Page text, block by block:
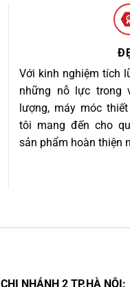
Với kinh nghiệm tích
những nỗ lực trong
lượng, máy móc
tôi mang đến cho
sản phẩm hoàn thiện
CHI NHÁNH 2 TP.HÀ NỘI: